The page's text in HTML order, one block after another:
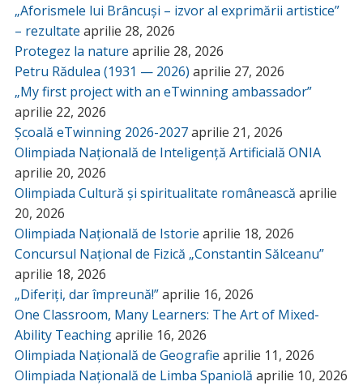
„Aforismele lui Brâncuși – izvor al exprimării artistice”
– rezultate aprilie 28, 2026
Protegez la nature aprilie 28, 2026
Petru Rădulea (1931 — 2026) aprilie 27, 2026
„My first project with an eTwinning ambassador”
aprilie 22, 2026
Școală eTwinning 2026-2027aprilie 21, 2026
Olimpiada Națională de Inteligență Artificială ONIA
aprilie 20, 2026
Olimpiada Cultură și spiritualitate românească aprilie
20, 2026
Olimpiada Națională de Istorie aprilie 18, 2026
Concursul Național de Fizică „Constantin Sălceanu”
aprilie 18, 2026
„Diferiți, dar împreună!”aprilie 16, 2026
One Classroom, Many Learners: The Art of Mixed-
Ability Teachingaprilie 16, 2026
Olimpiada Națională de Geografie aprilie 11, 2026
Olimpiada Națională de Limba Spaniolă aprilie 10, 2026